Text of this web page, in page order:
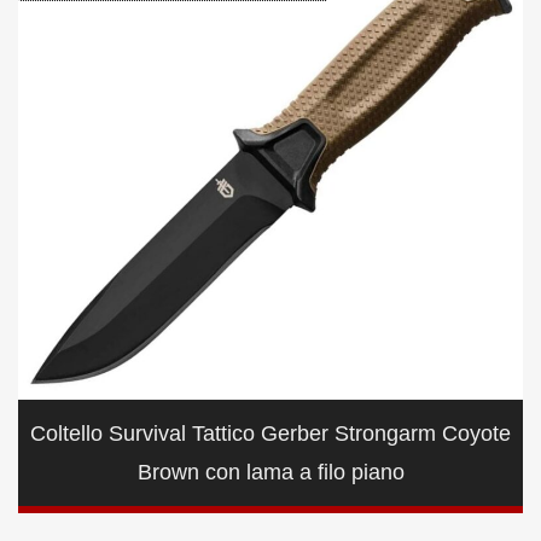
Coltello Survival Tattico Gerber Strongarm Coyote
Brown con lama a filo piano